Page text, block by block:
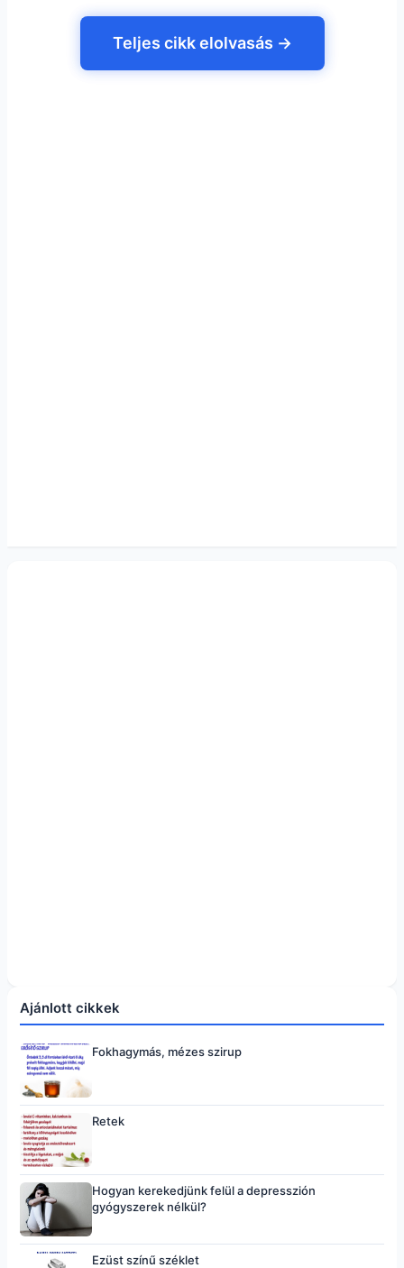
Teljes cikk elolvasás →
Ajánlott cikkek
Fokhagymás, mézes szirup
Retek
Hogyan kerekedjünk felül a depresszión
gyógyszerek nélkül?
Ezüst színű széklet